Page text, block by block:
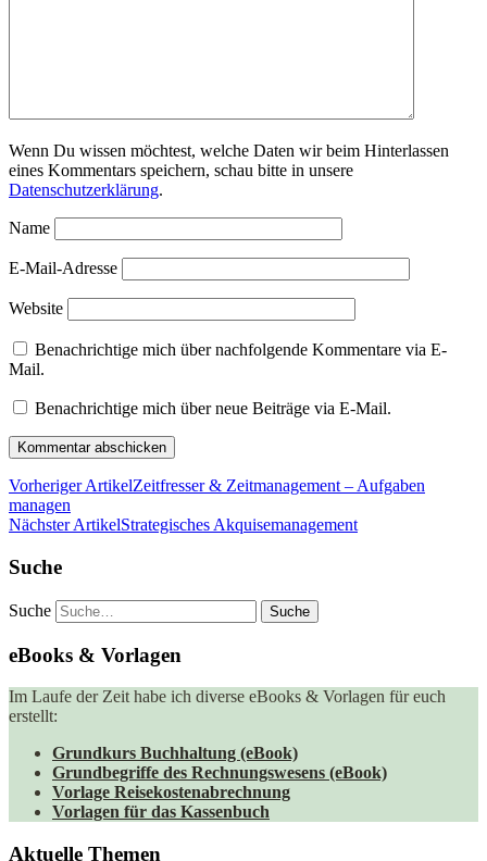
Wenn Du wissen möchtest, welche Daten wir beim Hinterlassen
eines Kommentars speichern, schau bitte in unsere
Datenschutzerklärung.
Name
E-Mail-Adresse
Website
Benachrichtige mich über nachfolgende Kommentare via E-
Mail.
Benachrichtige mich über neue Beiträge via E-Mail.
Vorheriger ArtikelZeitfresser & Zeitmanagement – Aufgaben
managen
Nächster ArtikelStrategisches Akquisemanagement
Suche
Suche
eBooks & Vorlagen
Im Laufe der Zeit habe ich diverse eBooks & Vorlagen für euch
erstellt:
Grundkurs Buchhaltung (eBook)
Grundbegriffe des Rechnungswesens (eBook)
Vorlage Reisekostenabrechnung
Vorlagen für das Kassenbuch
Aktuelle Themen